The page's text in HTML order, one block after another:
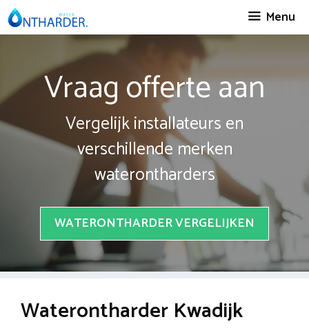
Spring
naar
Menu
Vraag offerte aan
Vergelijk installateurs en
verschillende merken
waterontharders
WATERONTHARDER VERGELIJKEN
Waterontharder Kwadijk